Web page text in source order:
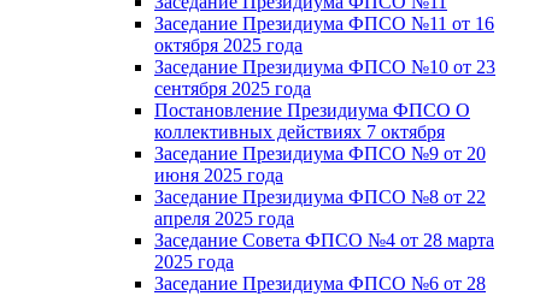
Заседание Президиума ФПСО №11 от 16
октября 2025 года
Заседание Президиума ФПСО №10 от 23
сентября 2025 года
Постановление Президиума ФПСО О
коллективных действиях 7 октября
Заседание Президиума ФПСО №9 от 20
июня 2025 года
Заседание Президиума ФПСО №8 от 22
апреля 2025 года
Заседание Совета ФПСО №4 от 28 марта
2025 года
Заседание Президиума ФПСО №6 от 28